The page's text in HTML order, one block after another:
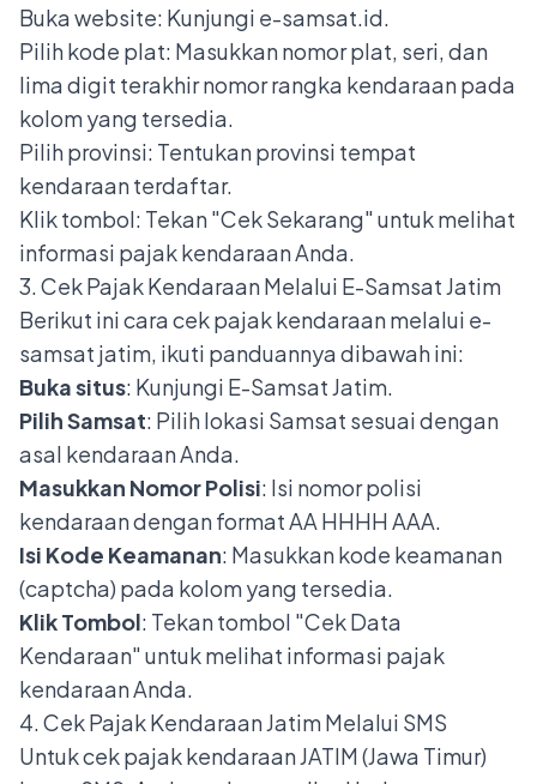
Buka website: Kunjungi e-samsat.id.
Pilih kode plat: Masukkan nomor plat, seri, dan
lima digit terakhir nomor rangka kendaraan pada
kolom yang tersedia.
Pilih provinsi: Tentukan provinsi tempat
kendaraan terdaftar.
Klik tombol: Tekan "Cek Sekarang" untuk melihat
informasi pajak kendaraan Anda.
3. Cek Pajak Kendaraan Melalui E-Samsat Jatim
Berikut ini cara cek pajak kendaraan melalui e-
samsat jatim, ikuti panduannya dibawah ini:
Buka situs: Kunjungi E-Samsat Jatim.
Pilih Samsat: Pilih lokasi Samsat sesuai dengan
asal kendaraan Anda.
Masukkan Nomor Polisi: Isi nomor polisi
kendaraan dengan format AA HHHH AAA.
Isi Kode Keamanan: Masukkan kode keamanan
(captcha) pada kolom yang tersedia.
Klik Tombol: Tekan tombol "Cek Data
Kendaraan" untuk melihat informasi pajak
kendaraan Anda.
4. Cek Pajak Kendaraan Jatim Melalui SMS
Untuk cek pajak kendaraan JATIM (Jawa Timur)